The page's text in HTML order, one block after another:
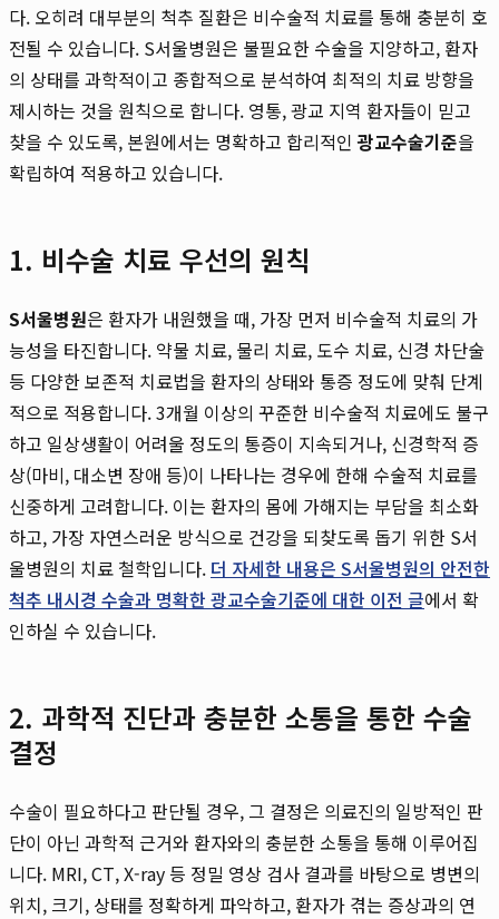
다. 오히려 대부분의 척추 질환은 비수술적 치료를 통해 충분히 호
전될 수 있습니다. S서울병원은 불필요한 수술을 지양하고, 환자
의 상태를 과학적이고 종합적으로 분석하여 최적의 치료 방향을
제시하는 것을 원칙으로 합니다. 영통, 광교 지역 환자들이 믿고
찾을 수 있도록, 본원에서는 명확하고 합리적인광교수술기준을
확립하여 적용하고 있습니다.
1. 비수술 치료 우선의 원칙
S서울병원은 환자가 내원했을 때, 가장 먼저 비수술적 치료의 가
능성을 타진합니다. 약물 치료, 물리 치료, 도수 치료, 신경 차단술
등 다양한 보존적 치료법을 환자의 상태와 통증 정도에 맞춰 단계
적으로 적용합니다. 3개월 이상의 꾸준한 비수술적 치료에도 불구
하고 일상생활이 어려울 정도의 통증이 지속되거나, 신경학적 증
상(마비, 대소변 장애 등)이 나타나는 경우에 한해 수술적 치료를
신중하게 고려합니다. 이는 환자의 몸에 가해지는 부담을 최소화
하고, 가장 자연스러운 방식으로 건강을 되찾도록 돕기 위한 S서
울병원의 치료 철학입니다. 더 자세한 내용은 S서울병원의 안전한
척추 내시경 수술과 명확한 광교수술기준에 대한 이전 글에서 확
인하실 수 있습니다.
2. 과학적 진단과 충분한 소통을 통한 수술
결정
수술이 필요하다고 판단될 경우, 그 결정은 의료진의 일방적인 판
단이 아닌 과학적 근거와 환자와의 충분한 소통을 통해 이루어집
니다. MRI, CT, X-ray 등 정밀 영상 검사 결과를 바탕으로 병변의
위치, 크기, 상태를 정확하게 파악하고, 환자가 겪는 증상과의 연